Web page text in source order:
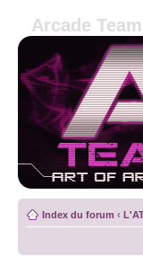
Arcade
Index du forum ‹